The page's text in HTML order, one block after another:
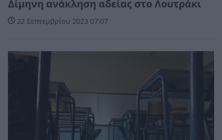
Δίμηνη ανάκληση αδείας στο Λουτράκι
22 Σεπτεμβρίου 2023 07:07